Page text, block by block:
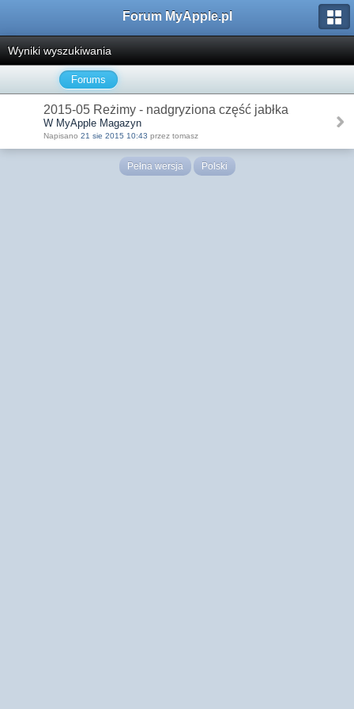
Forum MyApple.pl
Wyniki wyszukiwania
Forums
2015-05 Reżimy - nadgryziona część jabłka
W MyApple Magazyn
Napisano 21 sie 2015 10:43 przez tomasz
Pełna wersja Polski